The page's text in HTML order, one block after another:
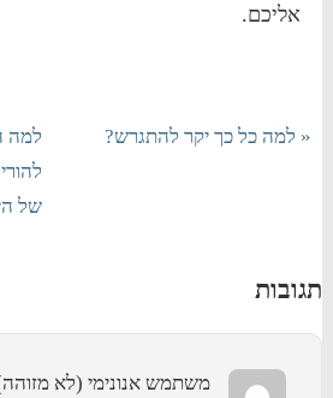
אליכם.
« למה כל כך יקר להתגרש?
למה
של
תגובות
משתמש אנונימי (לא